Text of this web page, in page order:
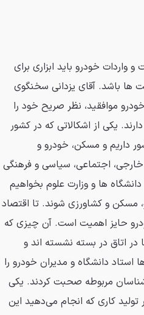
خودرو باید ابزاری برای
ها باشد. آقای یزدانی سخنگوی
موافقید، نظر صریح خود را
یکی از اشکالاتی که در کشور
داریم و مسکن، خودرو و
اجتماعی، سیاسی و فرهنگی
ها و وزارت علوم بخواهیم
و کشاورزی شوند. تا اقتصاد
حایز اهمیت است. آن چیزی که
در اتاق در بسته نشسته اند و
دانشگاه و مدیران خودرو را
مربوطه صحبت کردند. یکی
کاری که انجام می‌دهید این